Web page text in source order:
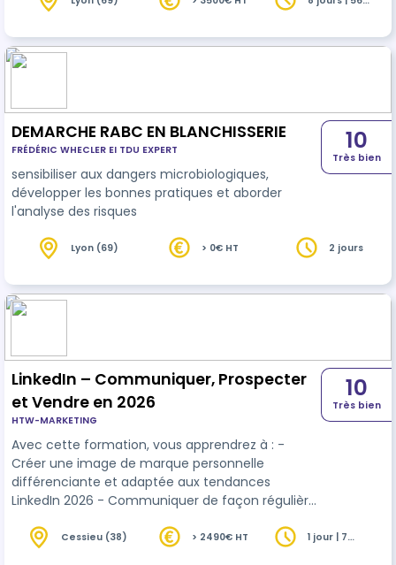
permet d’acquérir un savoir-faire reconnu et
valorisable sur le marché. Forts de nos 10 ans
DEMARCHE RABC EN BLANCHISSERIE
FRÉDÉRIC WHECLER EI TDU EXPERT
sensibiliser aux dangers microbiologiques,
développer les bonnes pratiques et aborder
l'analyse des risques
10
Très bien
Lyon (69) > 0€ HT 2 jours
LinkedIn – Communiquer, Prospecter
et Vendre en 2026
HTW-MARKETING
Avec cette formation, vous apprendrez à : -
Créer une image de marque personnelle
différenciante et adaptée aux tendances
LinkedIn 2026 - Communiquer de façon régulière
par jour - Utiliser les outils et l’IA pour gagner du
10
Très bien
Cessieu (38) > 2490€ HT
1 jour | 7